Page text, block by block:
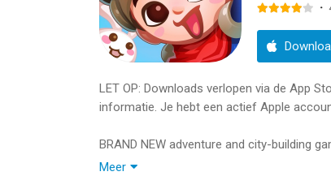
·
LET OP: Downloads verlopen via de App
informatie. Je hebt een actief Apple
BRAND NEW adventure and city-building
Meer